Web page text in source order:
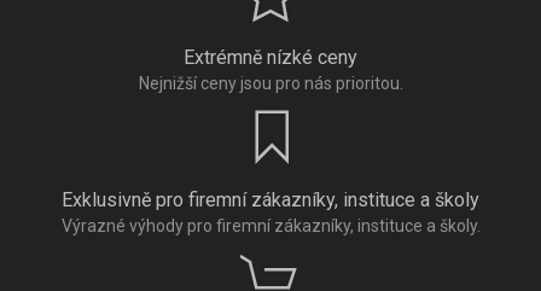
Extrémně nízké ceny
Nejnižší ceny jsou pro nás prioritou.
Exklusivně pro firemní zákazníky, instituce a školy
Výrazné výhody pro firemní zákazníky, instituce a školy.